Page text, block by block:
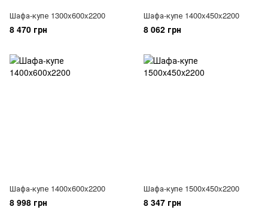
Шафа-купе 1300x600x2200
8 470 грн
Шафа-купе 1400x450x2200
8 062 грн
Шафа-купе 1400x600x2200
8 998 грн
Шафа-купе 1500x450x2200
8 347 грн